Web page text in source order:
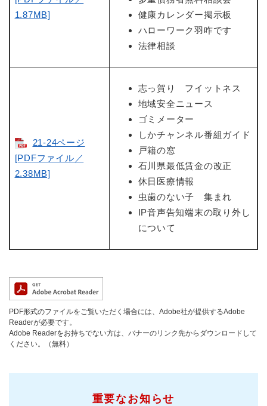
1.87MB]
健康カレンダー掲示板
ハローワーク羽咋です
法律相談
21-24ページ
[PDFファイル／
2.38MB]
志っ賀り フイットネス
地域安全ニュース
ゴミメーター
しかチャンネル番組ガイド
戸籍の窓
石川県最低賃金の改正
休日医療情報
虫歯のない子 集まれ
IP音声告知端末の取り外し
について
PDF形式のファイルをご覧いただく場合には、Adobe社が提供するAdobe
Readerが必要です。
Adobe Readerをお持ちでない方は、バナーのリンク先からダウンロードして
ください。（無料）
重要なお知らせ